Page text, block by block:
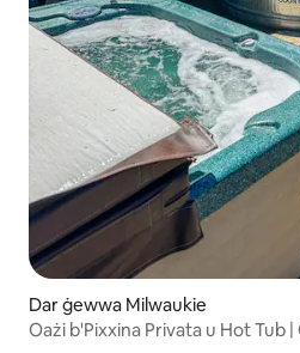
Dar ġewwa Milwaukie
Oażi b'Pixxina Privata u Hot Tub